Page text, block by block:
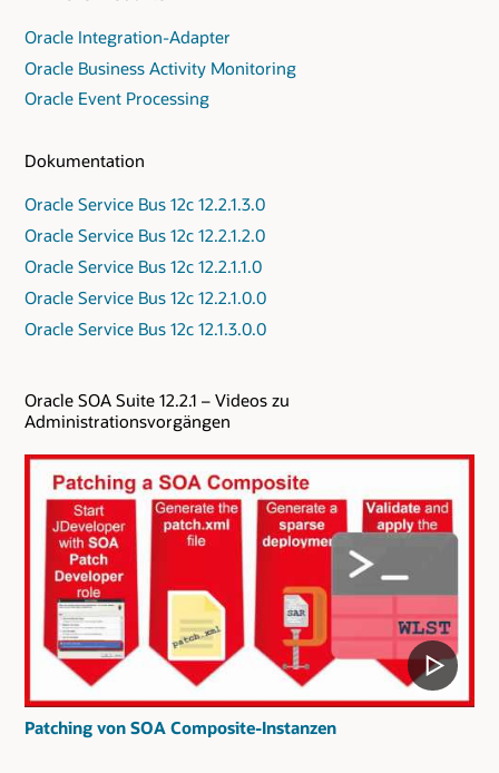
Oracle Integration-Adapter
Oracle Business Activity Monitoring
Oracle Event Processing
Dokumentation
Oracle Service Bus 12c 12.2.1.3.0
Oracle Service Bus 12c 12.2.1.2.0
Oracle Service Bus 12c 12.2.1.1.0
Oracle Service Bus 12c 12.2.1.0.0
Oracle Service Bus 12c 12.1.3.0.0
Oracle SOA Suite 12.2.1 – Videos zu
Administrationsvorgängen
Patching von SOA Composite-Instanzen